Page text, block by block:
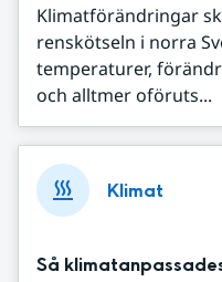
Klimatförändringar
renskötseln i norra
temperaturer,
och alltmer oföruts...
Klimat
Så